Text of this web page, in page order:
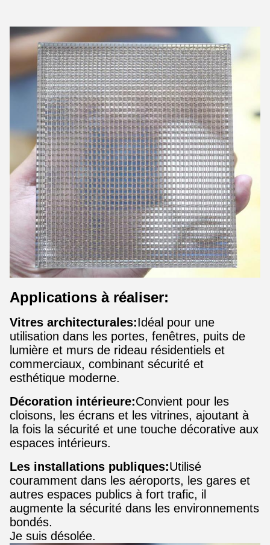
Applications à réaliser:
Vitres architecturales:Idéal pour une
utilisation dans les portes, fenêtres, puits de
lumière et murs de rideau résidentiels et
commerciaux, combinant sécurité et
esthétique moderne.
Décoration intérieure:Convient pour les
cloisons, les écrans et les vitrines, ajoutant à
la fois la sécurité et une touche décorative aux
espaces intérieurs.
Les installations publiques:Utilisé
couramment dans les aéroports, les gares et
autres espaces publics à fort trafic, il
augmente la sécurité dans les environnements
bondés.
Je suis désolée.